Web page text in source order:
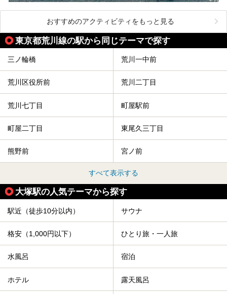
おすすめのアクティビティをもっと見る
東京都荒川線の駅から同じテーマで探す
三ノ輪橋 荒川一中前
荒川区役所前 荒川二丁目
荒川七丁目 町屋駅前
町屋二丁目 東尾久三丁目
熊野前 宮ノ前
すべて表示する
大塚駅の人気テーマから探す
駅近（徒歩10分以内） サウナ
格安（1,000円以下） ひとり旅・一人旅
水風呂 宿泊
ホテル 露天風呂